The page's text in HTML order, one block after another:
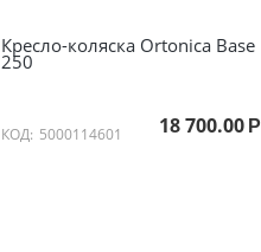
Кресло-коляска Ortonica Base
250
КОД: 5000114601 18 700.00 Р